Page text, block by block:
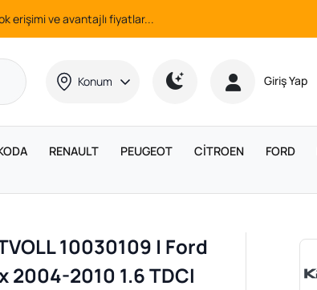
erişimi ve avantajlı fiyatlar...
Konum Giriş Yap
RENAULT PEUGEOT CİTROEN FORD
10030109 | Ford
2004-2010 1.6 TDCI